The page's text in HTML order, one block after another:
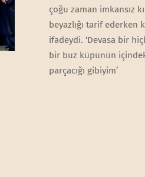
çoğu zaman imkansız
beyazlığı tarif ederken
ifadeydi. ‘Devasa bir
bir buz küpünün
parçacığı gibiyim’